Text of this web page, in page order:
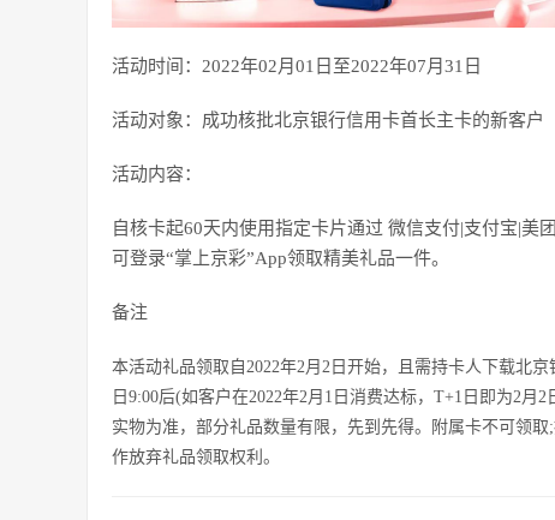
活动时间：2022年02月01日至2022年07月31日
活动对象：成功核批北京银行信用卡首长主卡的新客户
活动内容：
自核卡起60天内使用指定卡片通过 微信支付|支付宝|美
可登录“掌上京彩”App领取精美礼品一件。
备注
本活动礼品领取自2022年2月2日开始，且需持卡人下载北
日9:00后(如客户在2022年2月1日消费达标，T+1日即为2
实物为准，部分礼品数量有限，先到先得。附属卡不可领
作放弃礼品领取权利。